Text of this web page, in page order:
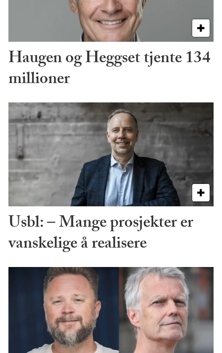
Haugen og Heggset tjente 134
millioner
Usbl: – Mange prosjekter er
vanskelige å realisere